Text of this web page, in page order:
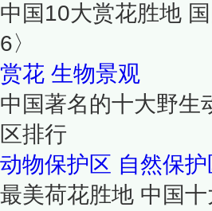
中国10大赏花胜地
6〉
赏花 生物景观
中国著名的十大野生
区排行
动物保护区 自然保护
最美荷花胜地 中国